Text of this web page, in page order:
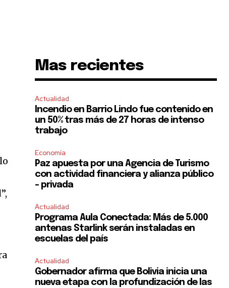
Mas recientes
Actualidad
Incendio en Barrio Lindo fue contenido en
un 50% tras más de 27 horas de intenso
trabajo
Economía
Paz apuesta por una Agencia de Turismo
con actividad financiera y alianza público
– privada
Actualidad
Programa Aula Conectada: Más de 5.000
antenas Starlink serán instaladas en
escuelas del país
Actualidad
Gobernador afirma que Bolivia inicia una
nueva etapa con la profundización de las